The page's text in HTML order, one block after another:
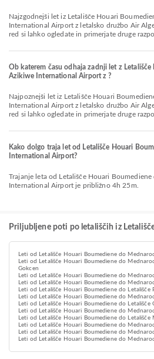
Najzgodnejši let iz Letališče Houari Boumediene v Nnamdi Azikiwe
International Airport z letalsko družbo Air
red si lahko ogledate in primerjate druge
Ob katerem času odhaja zadnji let z
Azikiwe International Airport z ?
Najpoznejši let iz Letališče Houari Boumediene v Nnamdi Azikiwe
International Airport z letalsko družbo Air
red si lahko ogledate in primerjate druge
Kako dolgo traja let od Letališče Houari
International Airport?
Trajanje leta od Letališče Houari Boumediene do Nnamdi Azikiwe
International Airport je približno 4h 25m.
Priljubljene poti po letališčih iz
Leti od Letališče Houari Boumediene do
Leti od Letališče Houari Boumediene do
Gokcen
Leti od Letališče Houari Boumediene do
Leti od Letališče Houari Boumediene do
Leti od Letališče Houari Boumediene do Letališče
Leti od Letališče Houari Boumediene do
Leti od Letališče Houari Boumediene do Letališče
Leti od Letališče Houari Boumediene do
Leti od Letališče Houari Boumediene do Letališče
Leti od Letališče Houari Boumediene do
Leti od Letališče Houari Boumediene do
Leti od Letališče Houari Boumediene do